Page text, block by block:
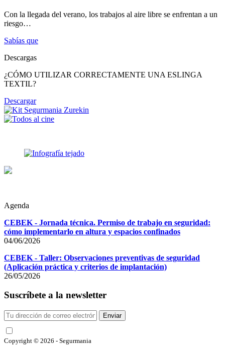
Con la llegada del verano, los trabajos al aire libre se enfrentan a un
riesgo…
Sabías que
Descargas
¿CÓMO UTILIZAR CORRECTAMENTE UNA ESLINGA
TEXTIL?
Descargar
Agenda
CEBEK - Jornada técnica. Permiso de trabajo en seguridad:
cómo implementarlo en altura y espacios confinados
04/06/2026
CEBEK - Taller: Observaciones preventivas de seguridad
(Aplicación práctica y criterios de implantación)
26/05/2026
Suscríbete a la newsletter
Enviar
Copyright © 2026 - Segurmania